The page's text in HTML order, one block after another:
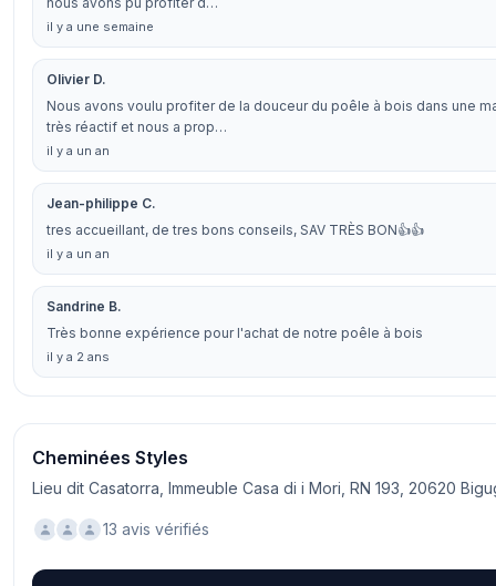
il y a une semaine
Olivier D.
Nous avons voulu profiter de la douceur du poêle à bois dans une
très réactif et nous a prop…
il y a un an
Jean-philippe C.
tres accueillant, de tres bons conseils, SAV TRÈS BON👍👍
il y a un an
Sandrine B.
Très bonne expérience pour l'achat de notre poêle à bois
il y a 2 ans
Cheminées Styles
Lieu dit Casatorra, Immeuble Casa di i Mori, RN 193, 20620
13 avis vérifiés